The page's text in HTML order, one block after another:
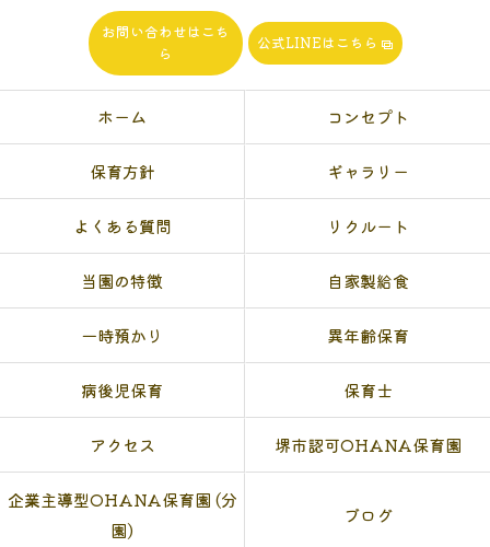
お問い合わせはこち
ら
公式LINEはこちら
ホーム コンセプト
保育方針 ギャラリー
よくある質問 リクルート
当園の特徴 自家製給食
一時預かり 異年齢保育
病後児保育 保育士
アクセス 堺市認可OHANA保育園
企業主導型OHANA保育園 (分
園)
ブログ